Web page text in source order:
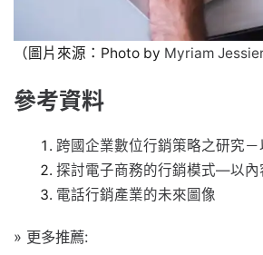
（圖片來源：Photo by Myriam
參考資料
跨國企業數位行銷策略之研究－
探討電子商務的行銷模式—以內
電話行銷產業的未來圖像
» 更多推薦: